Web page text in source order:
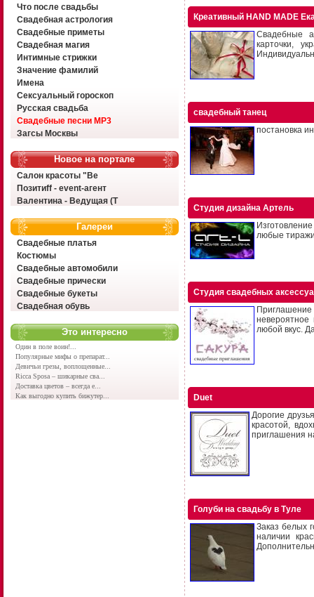
Что после свадьбы
Свадебная астрология
Свадебные приметы
Свадебная магия
Интимные стрижки
Значение фамилий
Имена
Сексуальный гороскоп
Русская свадьба
Свадебные песни MP3
Загсы Москвы
Новое на портале
Салон красоты "Ве
Позитиff - event-агент
Валентина - Ведущая (Т
Галереи
Свадебные платья
Костюмы
Свадебные автомобили
Свадебные прически
Свадебные букеты
Свадебная обувь
Это интересно
Один в поле воин!...
Популярные мифы о препарат...
Девичьи грезы, воплощенные...
Ricca Sposa – шикарные сва...
Доставка цветов – всегда е...
Как выгодно купить бижутер...
Креативный HAND MADE
Свадебные
карточки,
свадебный танец
постановка
Студия дизайна Артель
любые тиражи
Студия свадебных
любой вкус.
Duet
Дорогие
красотой,
приглашения
Голуби на свадьбу в Туле
Заказ белых
наличии